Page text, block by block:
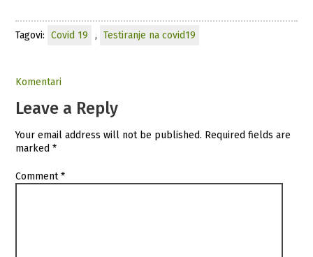
Tagovi: Covid 19 , Testiranje na covid19
Komentari
Leave a Reply
Your email address will not be published. Required fields are
marked*
Comment*